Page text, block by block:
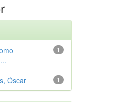
1
1
Óscar